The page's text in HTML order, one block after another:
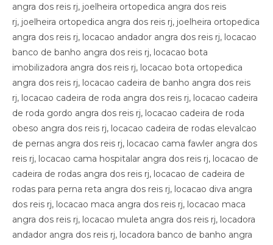
angra dos reis rj, joelheira ortopedica angra dos reis
rj, joelheira ortopedica angra dos reis rj, joelheira ortopedica
angra dos reis rj, locacao andador angra dos reis rj, locacao
banco de banho angra dos reis rj, locacao bota
imobilizadora angra dos reis rj, locacao bota ortopedica
angra dos reis rj, locacao cadeira de banho angra dos reis
rj, locacao cadeira de roda angra dos reis rj, locacao cadeira
de roda gordo angra dos reis rj, locacao cadeira de roda
obeso angra dos reis rj, locacao cadeira de rodas elevalcao
de pernas angra dos reis rj, locacao cama fawler angra dos
reis rj, locacao cama hospitalar angra dos reis rj, locacao de
cadeira de rodas angra dos reis rj, locacao de cadeira de
rodas para perna reta angra dos reis rj, locacao diva angra
dos reis rj, locacao maca angra dos reis rj, locacao maca
angra dos reis rj, locacao muleta angra dos reis rj, locadora
andador angra dos reis rj, locadora banco de banho angra